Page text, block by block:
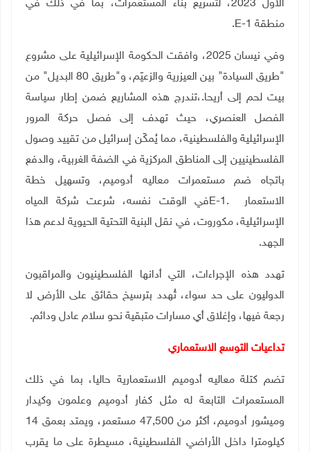
الأول 2023، لتسريع بناء المستعمرات، بما في ذلك في
منطقة E-1
.
وفي نيسان 2025، وافقت الحكومة الإسرائيلية على مشروع
"طريق السيادة" بين العيزرية والزعيّم، و"طريق 80 البديل" من
بيت لحم إلى أريحا.،تندرج هذه المشاريع ضمن إطار سياسة
الفصل العنصري، حيث تهدف إلى فصل حركة المرور
الإسرائيلية والفلسطينية، مما يُمكّن إسرائيل من تقييد وصول
الفلسطينيين إلى المناطق المركزية في الضفة الغربية، والدفع
باتجاه ضم مستعمرات معاليه أدوميم، وتسهيل خطة
الاستعمار
E-1.في الوقت نفسه، شرعت شركة المياه
الإسرائيلية، مكوروت، في نقل البنية التحتية الحيوية لدعم هذا
الجهد.
تهدد هذه الإجراءات، التي أدانها الفلسطينيون والمراقبون
الدوليون على حد سواء، تُهدد بترسيخ حقائق على الأرض لا
رجعة فيها، وإغلاق أي مسارات متبقية نحو سلام عادل ودائم.
تداعيات التوسع الاستعماري
تضم كتلة معاليه أدوميم الاستعمارية حاليا، بما في ذلك
المستعمرات التابعة له مثل كفار أدوميم وعلمون وكيدار
وميشور أدوميم، أكثر من 47,500 مستعمر، ويمتد بعمق 14
كيلومترا داخل الأراضي الفلسطينية، مسيطرة على ما يقرب